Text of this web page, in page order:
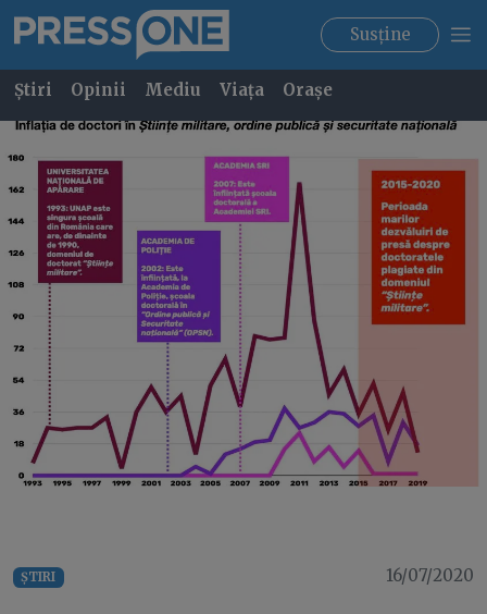
Susține
Știri Opinii Mediu Viața Orașe
ȘTIRI 16/07/2020